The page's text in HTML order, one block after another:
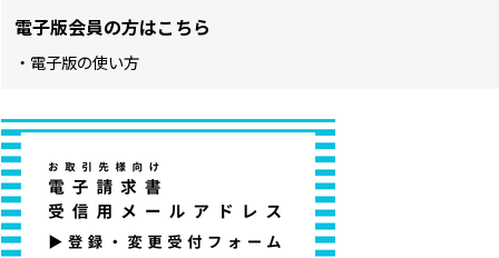
電子版会員の方はこちら
・電子版の使い方